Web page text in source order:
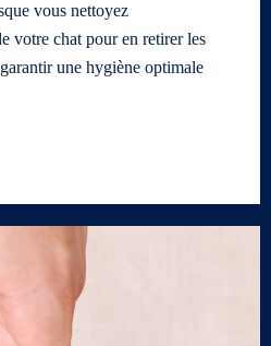
vous nettoyez
votre chat pour en retirer les
une hygiène optimale